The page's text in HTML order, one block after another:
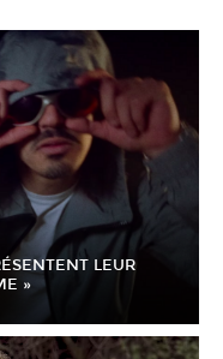
LEUR
»